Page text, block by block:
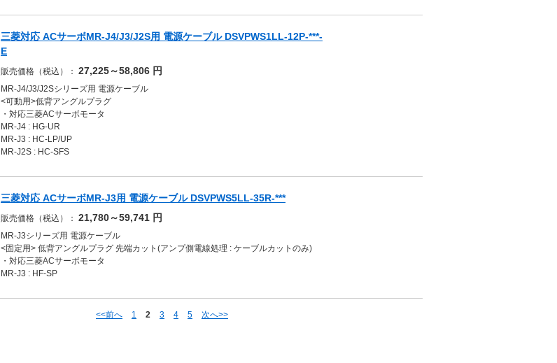
三菱対応 ACサーボMR-J4/J3/J2S用 電源ケーブル DSVPWS1LL-12P-***-
E
販売価格（税込）： 27,225～58,806 円
MR-J4/J3/J2Sシリーズ用 電源ケーブル
<可動用>低背アングルプラグ
・対応三菱ACサーボモータ
MR-J4 : HG-UR
MR-J3 : HC-LP/UP
MR-J2S : HC-SFS
三菱対応 ACサーボMR-J3用 電源ケーブル DSVPWS5LL-35R-***
販売価格（税込）： 21,780～59,741 円
MR-J3シリーズ用 電源ケーブル
<固定用> 低背アングルプラグ 先端カット(アンプ側電線処理 : ケーブルカットのみ)
・対応三菱ACサーボモータ
MR-J3 : HF-SP
<<前へ 1 2 3 4 5 次へ>>